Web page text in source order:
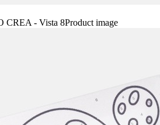
Product image